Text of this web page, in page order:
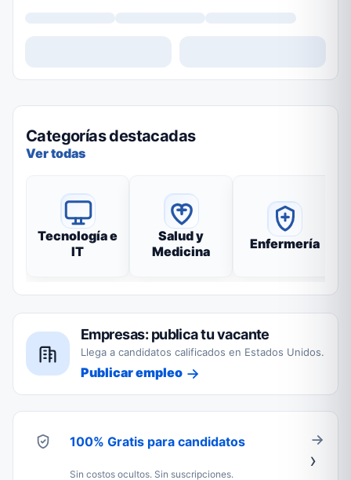
Categorías destacadas
Ver todas
Tecnología e
IT
Salud y
Medicina
Enfermería
Empresas: publica tu vacante
Llega a candidatos calificados en Estados Unidos.
Publicar empleo
100% Gratis para candidatos
Sin costos ocultos. Sin suscripciones.